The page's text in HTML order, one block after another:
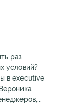
раз
условий?
в executive